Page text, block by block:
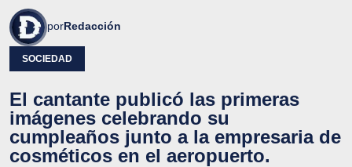
porRedacción
SOCIEDAD
El cantante publicó las primeras
imágenes celebrando su
cumpleaños junto a la empresaria de
cosméticos en el aeropuerto.